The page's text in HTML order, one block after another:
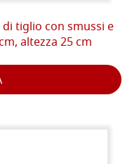
tiglio con smussi e
altezza 25 cm